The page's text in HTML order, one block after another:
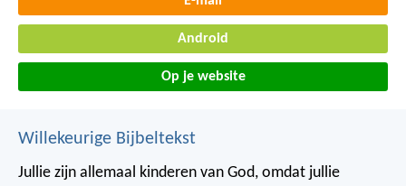
Android
Op je website
Willekeurige Bijbeltekst
Jullie zijn allemaal kinderen van God, omdat jullie